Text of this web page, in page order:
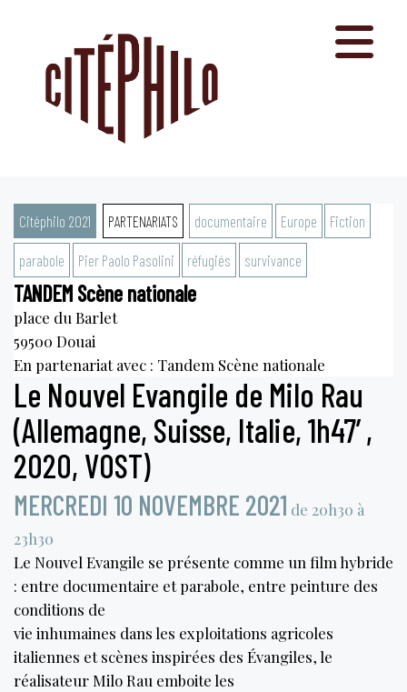
Citéphilo 2021 PARTENARIATS documentaire Europe Fiction
parabole Pier Paolo Pasolini réfugiés survivance
TANDEM Scène nationale
place du Barlet
59500 Douai
En partenariat avec : Tandem Scène nationale
Le Nouvel Evangile de Milo Rau
(Allemagne, Suisse, Italie, 1h47′,
2020, VOST)
MERCREDI 10 NOVEMBRE 2021 de 20h30 à
23h30
Le Nouvel Evangile se présente comme un film hybride
: entre documentaire et parabole, entre peinture des
conditions de
vie inhumaines dans les exploitations agricoles
italiennes et scènes inspirées des Évangiles, le
réalisateur Milo Rau emboite les